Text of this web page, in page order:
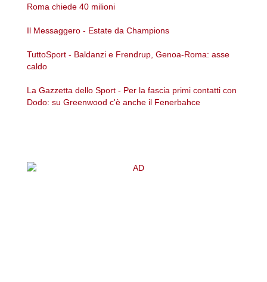
Roma chiede 40 milioni
Il Messaggero - Estate da Champions
TuttoSport - Baldanzi e Frendrup, Genoa-Roma: asse
caldo
La Gazzetta dello Sport - Per la fascia primi contatti con
Dodo: su Greenwood c'è anche il Fenerbahce